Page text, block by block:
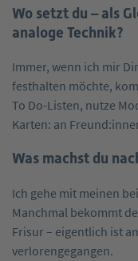
Wo setzt du – als
analoge Technik?
Immer, wenn ich mir
festhalten möchte,
To Do-Listen, nutze
Karten: an
Was machst du
Ich gehe mit meinen
Manchmal bekommt
Frisur – eigentlich ist
verlorengegangen.